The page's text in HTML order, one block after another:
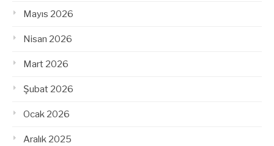
Mayıs 2026
Nisan 2026
Mart 2026
Şubat 2026
Ocak 2026
Aralık 2025